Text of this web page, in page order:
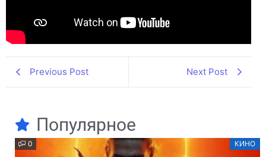
Previous Post Next Post
Популярное
0 КИНО